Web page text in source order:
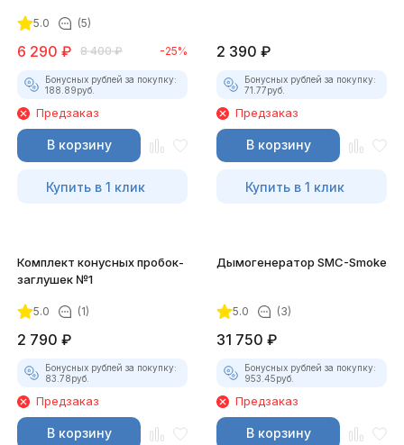
5.0 (5)
6 290 ₽ 8 400 ₽ -25%
Бонусных рублей за покупку:
188.89руб.
Предзаказ
В корзину
Купить в 1 клик
2 390 ₽
Бонусных рублей за покупку:
71.77руб.
Предзаказ
В корзину
Купить в 1 клик
Комплект конусных пробок-
заглушек №1
5.0 (1)
2 790 ₽
Бонусных рублей за покупку:
83.78руб.
Предзаказ
В корзину
Дымогенератор SMC-Smoke
5.0 (3)
31 750 ₽
Бонусных рублей за покупку:
953.45руб.
Предзаказ
В корзину